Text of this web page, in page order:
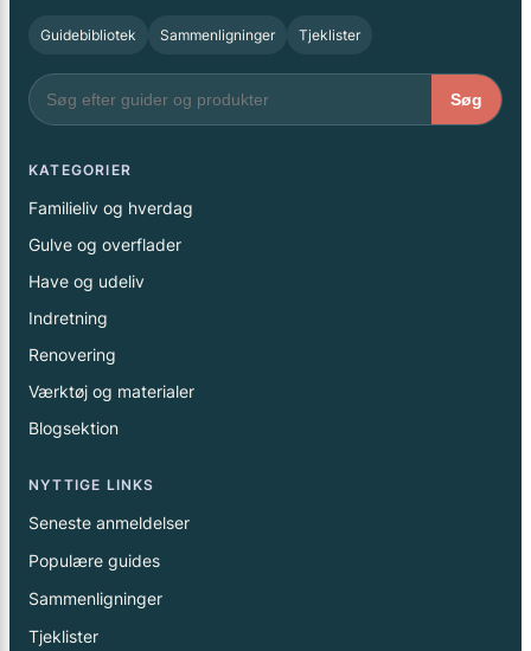
Guidebibliotek Sammenligninger Tjeklister
Søg
KATEGORIER
Familieliv og hverdag
Gulve og overflader
Have og udeliv
Indretning
Renovering
Værktøj og materialer
Blogsektion
NYTTIGE LINKS
Seneste anmeldelser
Populære guides
Sammenligninger
Tjeklister